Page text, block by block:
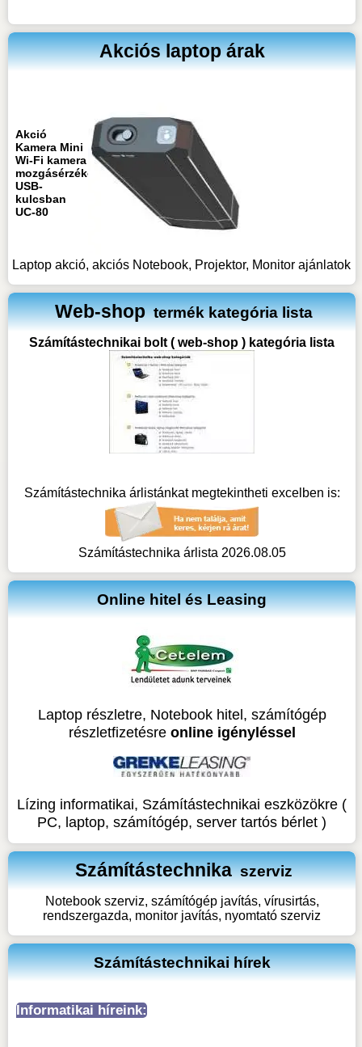
Akciós laptop árak
Akció
Kamera Mini
Wi-Fi kamera
mozgásérzékeléssel
USB-
kulcsban
UC-80
Laptop akció, akciós Notebook, Projektor, Monitor ajánlatok
Web-shop termék kategória lista
Számítástechnikai bolt ( web-shop ) kategória lista
Számítástechnika árlistánkat megtekintheti excelben is:
Számítástechnika árlista 2026.08.05
Online hitel és Leasing
Laptop részletre, Notebook hitel, számítógép
részletfizetésre online igényléssel
Lízing informatikai, Számítástechnikai eszközökre (
PC, laptop, számítógép, server tartós bérlet )
Számítástechnika szerviz
Notebook szerviz, számítógép javítás, vírusirtás,
rendszergazda, monitor javítás, nyomtató szerviz
Számítástechnikai hírek
Informatikai híreink: